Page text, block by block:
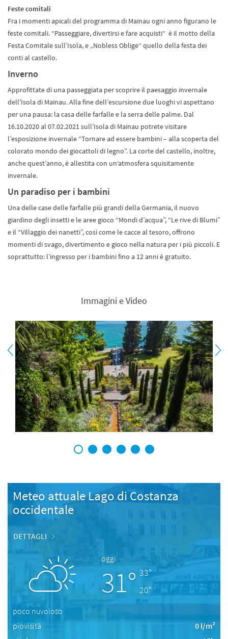
Feste comitali
Fra i momenti apicali del programma di Mainau ogni anno figurano le
feste comitali. “Passeggiare, divertirsi e fare acquisti“ è il motto della
Festa Comitale sull’Isola, e „Nobless Oblige“ quello della festa dei
conti al castello.
Inverno
Approfittate di una passeggiata per scoprire il paesaggio invernale
dell’Isola di Mainau. Alla fine dell’escursione due luoghi vi aspettano
per una pausa: la casa delle farfalle e la serra delle palme. Dal
16.10.2020 al 07.02.2021 sull’Isola di Mainau potrete visitare
l’esposizione invernale “Tornare ad essere bambini – alla scoperta del
colorato mondo dei giocattoli di legno”. La corte del castello, inoltre,
anche quest’anno, è allestita con un‘atmosfera squisitamente
invernale.
Un paradiso per i bambini
Una delle case delle farfalle più grandi della Germania, il nuovo
giardino degli insetti e le aree gioco “Mondi d’acqua”, “Le rive di Blumi”
e il “Villaggio dei nanetti”, così come le cacce al tesoro, offrono
momenti di svago, divertimento e gioco nella natura per i più piccoli. E
soprattutto: l’ingresso per i bambini fino a 12 anni è gratuito.
Immagini e Video
1 2 3 4 5 6
Meteo attuale Lago di Costanza
occidentale
DETTAGLI
oggi
31° 33°
20°
poco nuvoloso
piovisità
0 l/m²